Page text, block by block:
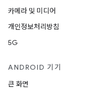
카메라 및 미디어
개인정보처리방침
5G
ANDROID 기기
큰 화면